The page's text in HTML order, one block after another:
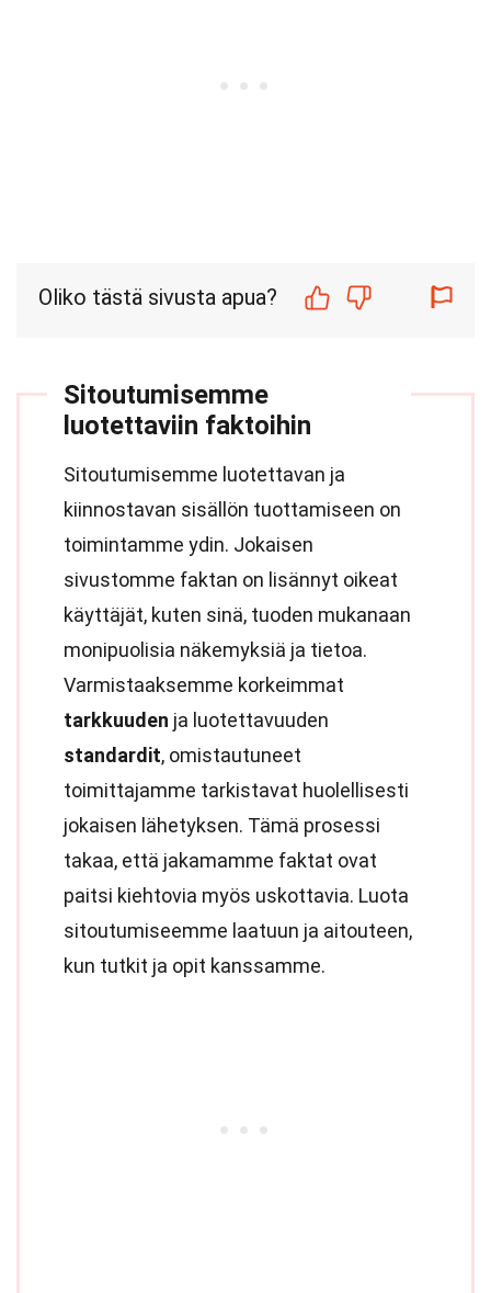
Oliko tästä sivusta apua?
Sitoutumisemme
luotettaviin faktoihin
Sitoutumisemme luotettavan ja
kiinnostavan sisällön tuottamiseen on
toimintamme ydin. Jokaisen
sivustomme faktan on lisännyt oikeat
käyttäjät, kuten sinä, tuoden mukanaan
monipuolisia näkemyksiä ja tietoa.
Varmistaaksemme korkeimmat
tarkkuuden ja luotettavuuden
standardit, omistautuneet
toimittajamme tarkistavat huolellisesti
jokaisen lähetyksen. Tämä prosessi
takaa, että jakamamme faktat ovat
paitsi kiehtovia myös uskottavia. Luota
sitoutumiseemme laatuun ja aitouteen,
kun tutkit ja opit kanssamme.